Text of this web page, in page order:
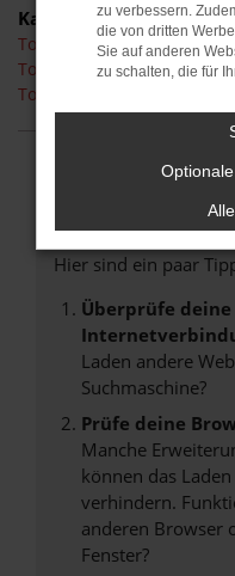
Kategorie
Toyota Corolla Neuwagen
Toyota Corolla Cottbus
Toyota Corolla
FEHLER:
Beim Laden ist ein
Hier sind ein paar
Überprüfe
Laden andere
Suchmaschine?
Prüfe deine
Manche
können das
verhindern.
anderen Browser
Fenster?
zu verbessern.
die von dritten
Sie auf anderen
zu schalten, die für